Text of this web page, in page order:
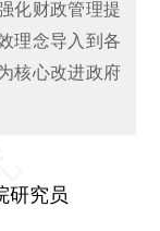
化财政管理提
理念导入到各
核心改进政府
究员